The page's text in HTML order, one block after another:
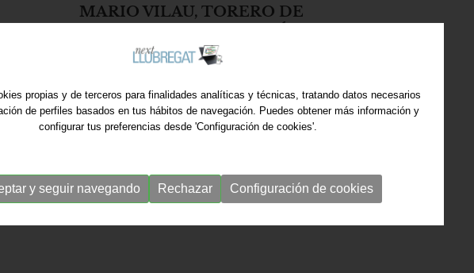
MARIO VILAU, TORERO DE
LLEVAR EL NOMBRE DE MI TIERRA POR
ESPAÑA."
17/02/2026
propias y de terceros para finalidades analíticas y técnicas, tratando datos necesarios
de perfiles basados en tus hábitos de navegación. Puedes obtener más información y
configurar tus preferencias desde 'Configuración de cookies'.
y seguir navegando Rechazar Configuración de cookies